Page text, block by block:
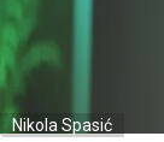
Nikola Spasić